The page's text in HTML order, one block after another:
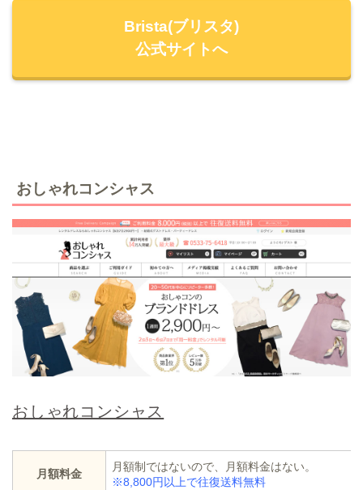
Brista(ブリスタ)
公式サイトへ
おしゃれコンシャス
おしゃれコンシャス
月額料金
月額制ではないので、月額料金はない。
※8,800円以上で往復送料無料